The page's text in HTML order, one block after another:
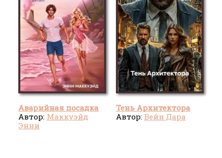
Аварийная посадка
Автор: Маккуэйд
Энни
Тень Архитектора
Автор: Вейн Дара